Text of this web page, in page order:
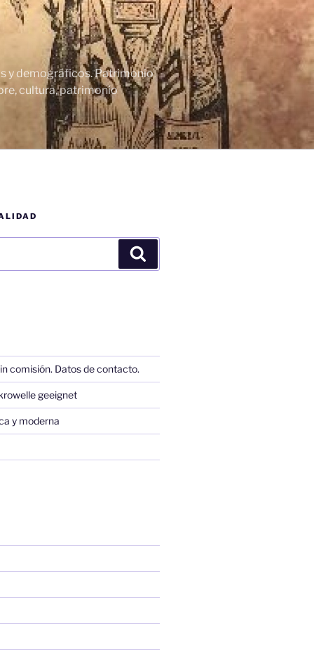
y demográficos. Patrimonio
cultura, patrimonio
comisión. Datos de contacto.
geeignet
y moderna